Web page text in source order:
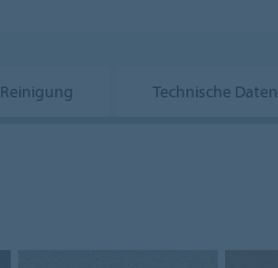
Reinigung Technische Daten